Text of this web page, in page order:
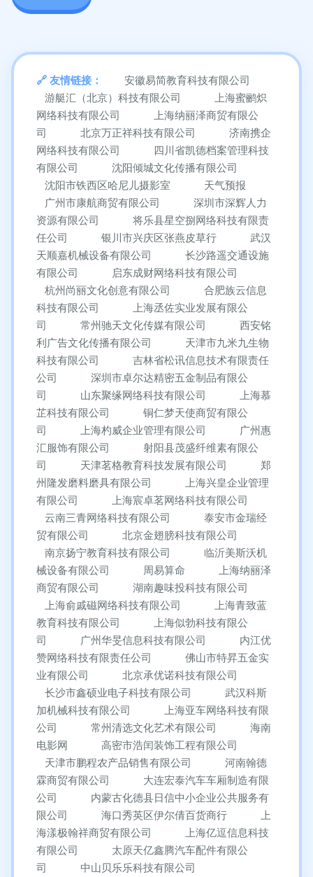
友情链接：
安徽易简教育科技有限公司
游艇汇（北京）科技有限公司
上海蜜鹂炽
网络科技有限公司
上海纳丽泽商贸有限公
司
北京万正祥科技有限公司
济南携企
网络科技有限公司
四川省凯德档案管理科技
有限公司
沈阳倾城文化传播有限公司
沈阳市铁西区哈尼儿摄影室
天气预报
广州市康航商贸有限公司
深圳市深辉人力
资源有限公司
将乐县星空捌网络科技有限责
任公司
银川市兴庆区张燕皮草行
武汉
天顺嘉机械设备有限公司
长沙路遥交通设施
有限公司
启东成财网络科技有限公司
杭州尚丽文化创意有限公司
合肥族云信息
科技有限公司
上海丞佐实业发展有限公
司
常州驰天文化传媒有限公司
西安铭
利广告文化传播有限公司
天津市九米九生物
科技有限公司
吉林省松讯信息技术有限责任
公司
深圳市卓尔达精密五金制品有限公
司
山东聚缘网络科技有限公司
上海慕
芷科技有限公司
铜仁梦天使商贸有限公
司
上海杓威企业管理有限公司
广州惠
汇服饰有限公司
射阳县茂盛纤维素有限公
司
天津茗格教育科技发展有限公司
郑
州隆发磨料磨具有限公司
上海兴皇企业管理
有限公司
上海宸卓茗网络科技有限公司
云南三青网络科技有限公司
泰安市金瑞经
贸有限公司
北京金翅膀科技有限公司
南京扬宁教育科技有限公司
临沂美斯沃机
械设备有限公司
周易算命
上海纳丽泽
商贸有限公司
湖南趣味投科技有限公司
上海俞戚磁网络科技有限公司
上海青致蓝
教育科技有限公司
上海似勃科技有限公
司
广州华旻信息科技有限公司
内江优
赞网络科技有限责任公司
佛山市特昇五金实
业有限公司
北京承优诺科技有限公司
长沙市鑫硕业电子科技有限公司
武汉科斯
加机械科技有限公司
上海亚车网络科技有限
公司
常州清选文化艺术有限公司
海南
电影网
高密市浩闰装饰工程有限公司
天津市鹏程农产品销售有限公司
河南翰德
霖商贸有限公司
大连宏泰汽车车厢制造有限
公司
内蒙古化德县日信中小企业公共服务有
限公司
海口秀英区伊尔倩百货商行
上
海漾极翰祥商贸有限公司
上海亿逗信息科技
有限公司
太原天亿鑫腾汽车配件有限公
司
中山贝乐乐科技有限公司